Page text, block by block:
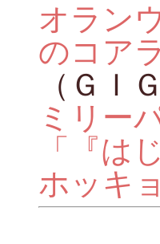
オラン
のコア
（ＧＩ
ミリー
「『
ホッキ